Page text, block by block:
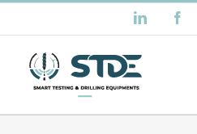
au
contenu
LinkedIn